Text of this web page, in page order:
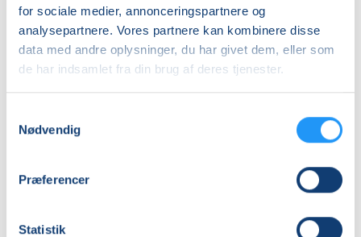
for sociale medier, annonceringspartnere og
analysepartnere. Vores partnere kan kombinere disse
data med andre oplysninger, du har givet dem, eller som
de har indsamlet fra din brug af deres tjenester.
Nødvendig
Præferencer
Statistik
Info
Nummer
torsdag 10.12.2026, kl. 16.00 - 17.00
torsdag 11.02.2027, kl. 16.00 - 17.00